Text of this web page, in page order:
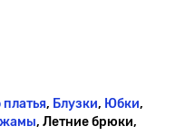
, Блузки, Юбки,
, Летние брюки,